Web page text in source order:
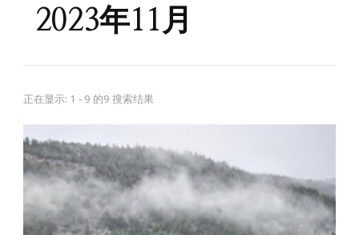
2023年11月
正在显示: 1 - 9 的9 搜索结果